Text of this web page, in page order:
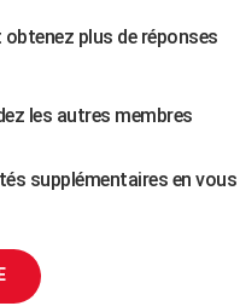
plus de réponses
les autres membres
supplémentaires en vous